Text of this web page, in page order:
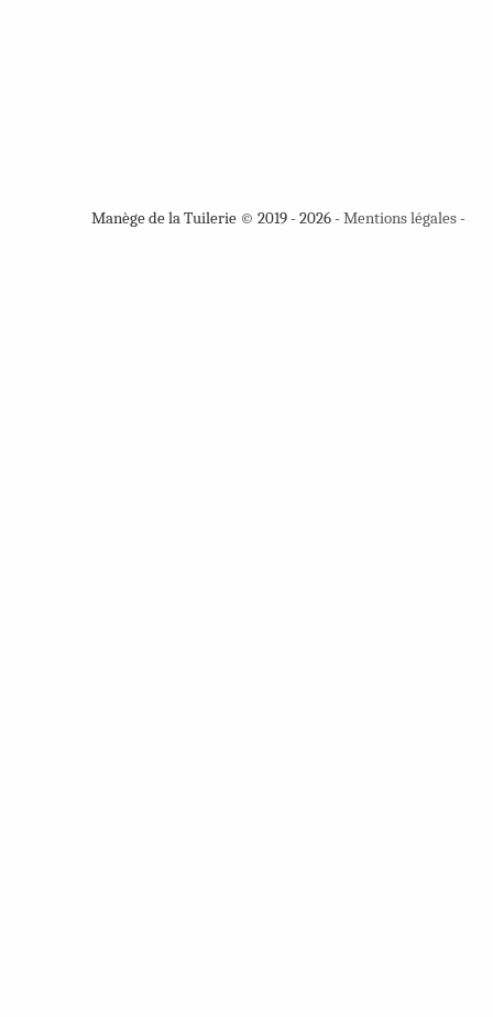
Manège de la Tuilerie © 2019 - 2026 -Mentions légales-